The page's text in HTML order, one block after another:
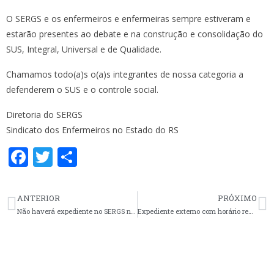
O SERGS e os enfermeiros e enfermeiras sempre estiveram e
estarão presentes ao debate e na construção e consolidação do
SUS, Integral, Universal e de Qualidade.
Chamamos todo(a)s o(a)s integrantes de nossa categoria a
defenderem o SUS e o controle social.
Diretoria do SERGS
Sindicato dos Enfermeiros no Estado do RS
F
e
b
T
itt
er e
ANTERIOR
Não haverá expediente no SERGS nesta sexta-feira (01/06)
PRÓXIMO
Expediente externo com horário reduzido nesta sexta-feira (22/06)